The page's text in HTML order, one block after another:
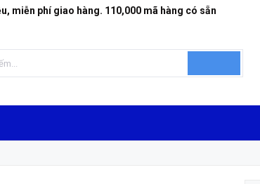
miễn phí giao hàng. 110,000 mã hàng có sẵn